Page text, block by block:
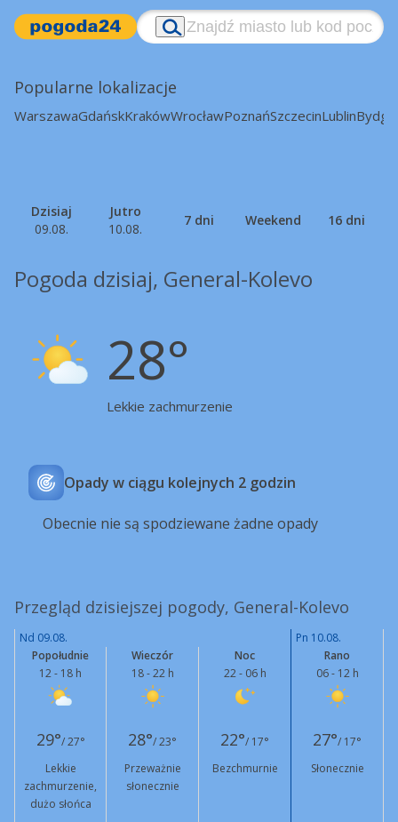
Popularne lokalizacje
WarszawaGdańskKrakówWrocławPoznańSzczecinLublin
Dzisiaj
09.08.
Jutro
10.08.
7 dni Weekend 16 dni
Pogoda dzisiaj, General-Kolevo
28°
Lekkie zachmurzenie
Opady w ciągu kolejnych 2 godzin
Obecnie nie są spodziewane żadne opady
Przegląd dzisiejszej pogody, General-Kolevo
Nd 09.08.
Pn 10.08.
Popołudnie
12 - 18 h
Wieczór
18 - 22 h
Noc
22 - 06 h
Rano
06 - 12 h
29°/ 27° 28°/ 23° 22°/ 17° 27°/ 17°
Lekkie
zachmurzenie,
dużo słońca
Przeważnie
słonecznie
Bezchmurnie Słonecznie